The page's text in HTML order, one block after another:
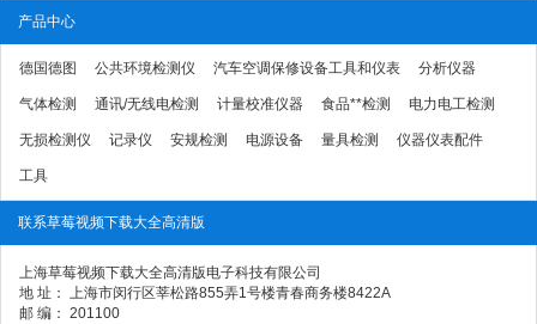
产品中心
德国德图 公共环境检测仪 汽车空调保修设备工具和仪表 分析仪器
气体检测 通讯/无线电检测 计量校准仪器 食品**检测 电力电工检测
无损检测仪 记录仪 安规检测 电源设备 量具检测 仪器仪表配件
工具
联系草莓视频下载大全高清版
上海草莓视频下载大全高清版电子科技有限公司
地 址： 上海市闵行区莘松路855弄1号楼青春商务楼8422A
邮 编： 201100